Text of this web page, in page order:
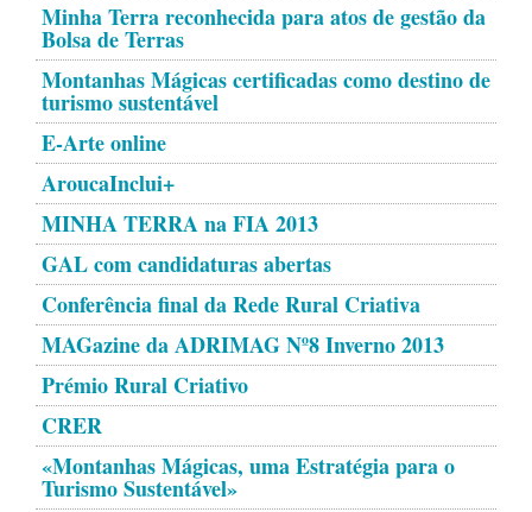
Minha Terra reconhecida para atos de gestão da
Bolsa de Terras
Montanhas Mágicas certificadas como destino de
turismo sustentável
E-Arte online
AroucaInclui+
MINHA TERRA na FIA 2013
GAL com candidaturas abertas
Conferência final da Rede Rural Criativa
MAGazine da ADRIMAG Nº8 Inverno 2013
Prémio Rural Criativo
CRER
«Montanhas Mágicas, uma Estratégia para o
Turismo Sustentável»